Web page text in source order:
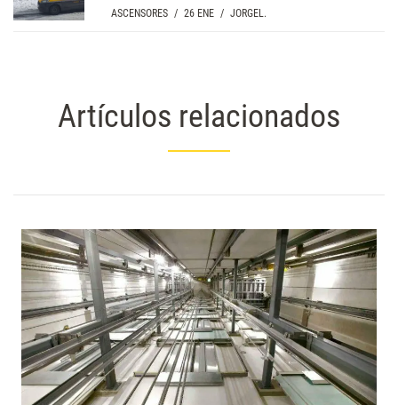
ASCENSORES / 26 ENE / JORGEL.
Artículos relacionados